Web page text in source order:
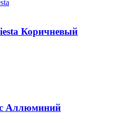
Коричневый
Аллюминий